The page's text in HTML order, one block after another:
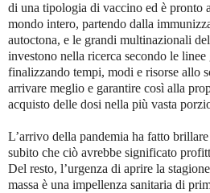
di una tipologia di vaccino ed è pronto
mondo intero, partendo dalla
autoctona, e le grandi multinazionali
investono nella ricerca secondo le linee
finalizzando tempi, modi e risorse allo
arrivare meglio e garantire così alla
acquisto delle dosi nella più vasta
L’arrivo della pandemia ha fatto
subito che ciò avrebbe significato
Del resto, l’urgenza di aprire la
massa è una impellenza sanitaria di